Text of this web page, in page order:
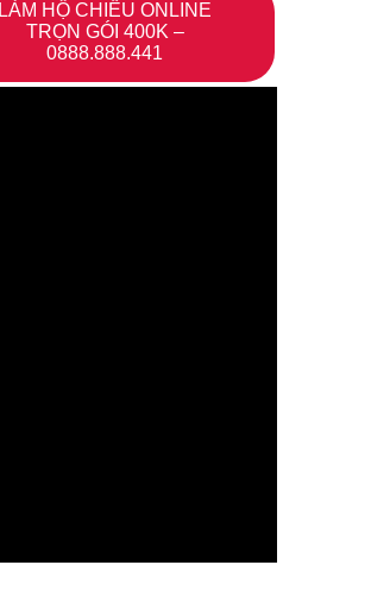
LÀM HỘ CHIẾU ONLINE
TRỌN GÓI 400K –
0888.888.441